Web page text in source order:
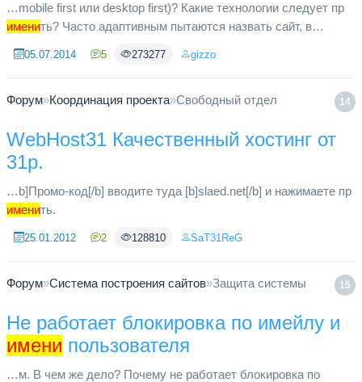
…mobile first или desktop first)? Какие технологии следует пр
именить? Часто адаптивным пытаются назвать сайт, в
media queries, т...
05.07.2014 5 273277 gizzo
14
Форум»Координация проекта»Свободный отдел
WebHost31 Качественный хостинг от
31р.
…b]Промо-код[/b] вводите туда [b]slaed.net[/b] и нажимаете пр
именить.
25.01.2012 2 128810 SaT31ReG
15
Форум»Система построения сайтов»Защита системы
Не работает блокировка по имейлу и
имени пользователя
…м. В чем же дело? Почему не работает блокировка по